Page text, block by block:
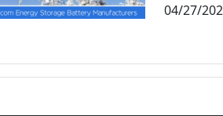
04/27/